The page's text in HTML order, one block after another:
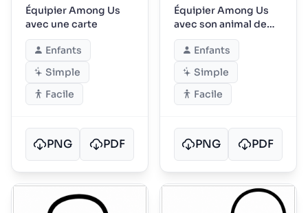
Équipier Among Us
avec une carte
Enfants
Simple
Facile
PNG PDF
Équipier Among Us
avec son animal de
compagnie
Enfants
Simple
Facile
PNG PDF